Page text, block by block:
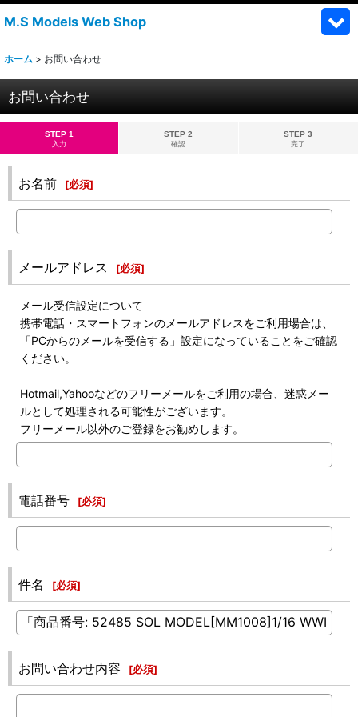
M.S Models Web Shop
ホーム > お問い合わせ
お問い合わせ
STEP 1
入力
STEP 2
確認
STEP 3
完了
お名前 [必須]
メールアドレス [必須]
メール受信設定について
携帯電話・スマートフォンのメールアドレスをご利用場合は、
「PCからのメールを受信する」設定になっていることをご確認
ください。
Hotmail,Yahooなどのフリーメールをご利用の場合、迷惑メー
ルとして処理される可能性がございます。
フリーメール以外のご登録をお勧めします。
電話番号 [必須]
件名 [必須]
お問い合わせ内容 [必須]